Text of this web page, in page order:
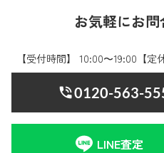
お気軽にお
【受付時間】 10:00〜19:00【定
0120-563-
LINE査定